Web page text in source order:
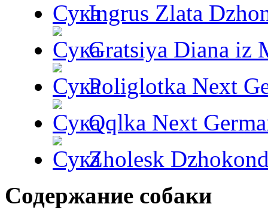
Ingrus Zlata
Gratsiya Diana iz
Poliglotka Next
Qqlka Next
Zholesk
Содержание собаки